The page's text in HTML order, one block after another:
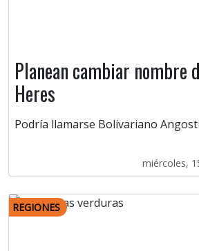
Planean cambiar nombre
Heres
Podría llamarse Bolivariano
miércoles,
REGIONES